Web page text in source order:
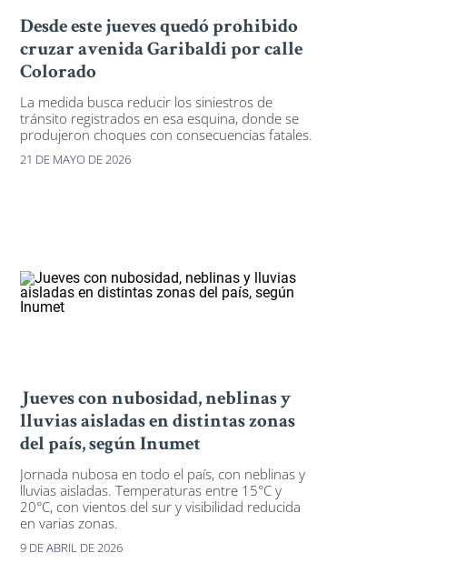
Desde este jueves quedó prohibido
cruzar avenida Garibaldi por calle
Colorado
La medida busca reducir los siniestros de
tránsito registrados en esa esquina, donde se
produjeron choques con consecuencias fatales.
21 DE MAYO DE 2026
Jueves con nubosidad, neblinas y
lluvias aisladas en distintas zonas
del país, según Inumet
Jornada nubosa en todo el país, con neblinas y
lluvias aisladas. Temperaturas entre 15°C y
20°C, con vientos del sur y visibilidad reducida
en varias zonas.
9 DE ABRIL DE 2026